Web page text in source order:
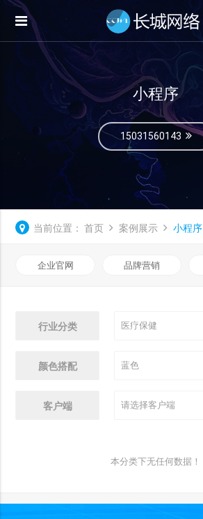
小程序
15031560143
当前位置： 首页 案例展示 小程序
企业官网 品牌营销
行业分类
颜色搭配
客户端
本分类下无任何数据！